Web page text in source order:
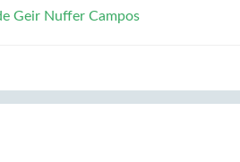
Geir Nuffer Campos